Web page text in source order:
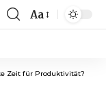
Font
Aa
Zeit für Produktivität?